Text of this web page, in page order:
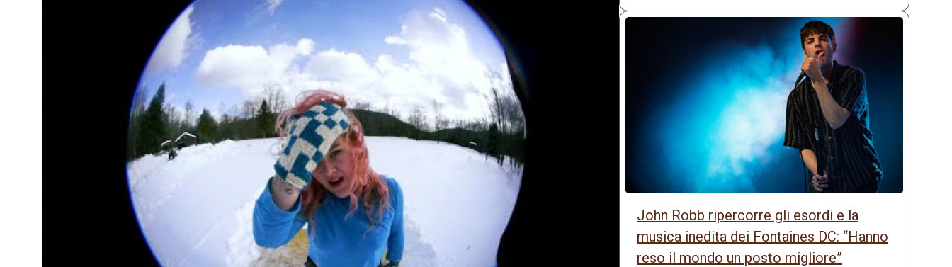
John Robb ripercorre gli esordi e la
musica inedita dei Fontaines DC: “Hanno
reso il mondo un posto migliore”